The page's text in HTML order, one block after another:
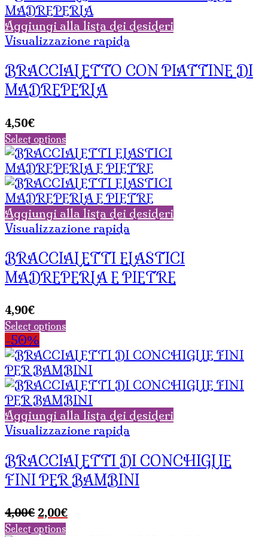
Aggiungi alla lista dei desideri
Visualizzazione rapida
BRACCIALETTO CON PIATTINE DI
MADREPERLA
4,50€
Select options
Aggiungi alla lista dei desideri
Visualizzazione rapida
BRACCIALETTI ELASTICI
MADREPERLA E PIETRE
4,90€
Select options
-50%
Aggiungi alla lista dei desideri
Visualizzazione rapida
BRACCIALETTI DI CONCHIGLIE
FINI PER BAMBINI
4,00€ Il
prezzo
2,00€Il
Select options